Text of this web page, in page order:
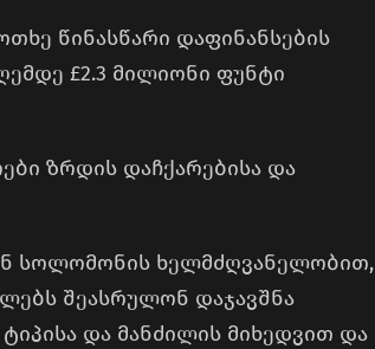
წინასწარი დაფინანსების
£2.3 მილიონი ფუნტი
ზრდის დაჩქარებისა და
სოლომონის ხელმძღვანელობით,
შეასრულონ დაჯავშნა
და მანძილის მიხედვით და